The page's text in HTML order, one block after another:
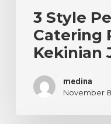
Kekinian
Jakarta
3 Style
Catering
Kekinian
medina
November